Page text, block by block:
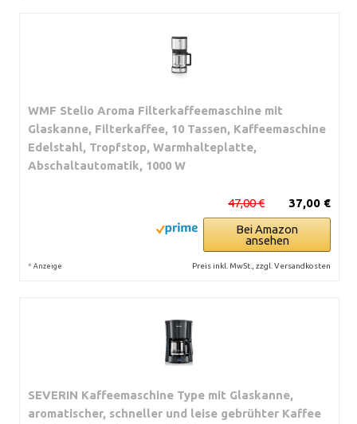
WMF Stelio Aroma Filterkaffeemaschine mit
Glaskanne, Filterkaffee, 10 Tassen, Kaffeemaschine
Edelstahl, Tropfstop, Warmhalteplatte,
Abschaltautomatik, 1000 W
37,00 €
47,00 €
Bei Amazon
ansehen
* Anzeige Preis inkl. MwSt., zzgl. Versandkosten
SEVERIN Kaffeemaschine Type mit Glaskanne,
aromatischer, schneller und leise gebrühter Kaffee